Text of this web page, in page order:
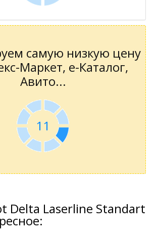
самую низкую цену
Маркет, е-Каталог,
Авито...
11
Delta Laserline Standart